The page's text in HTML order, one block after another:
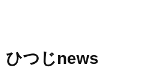
ひつじnews